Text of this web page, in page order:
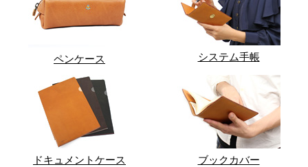
ペンケース システム手帳
ドキュメントケース ブックカバー